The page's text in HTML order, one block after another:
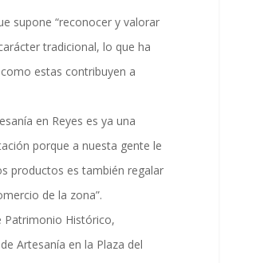
supone “reconocer y valorar
tradicional, lo que ha
estas contribuyen a
en Reyes es ya una
porque a nuesta gente le
productos es también regalar
de la zona”.
Patrimonio Histórico,
Artesanía en la Plaza del